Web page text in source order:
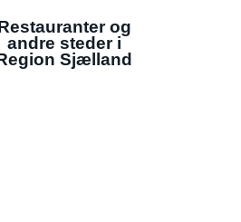
og
andre steder i
Sjælland